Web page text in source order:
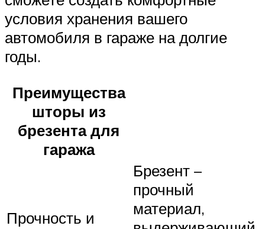
условия хранения вашего
автомобиля в гараже на долгие
годы.
Преимущества
шторы из
брезента для
гаража
Прочность и
Брезент –
прочный
материал,